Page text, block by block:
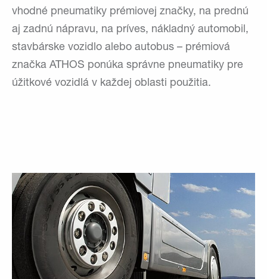
vhodné pneumatiky prémiovej značky, na prednú
aj zadnú nápravu, na príves, nákladný automobil,
stavbárske vozidlo alebo autobus – prémiová
značka ATHOS ponúka správne pneumatiky pre
úžitkové vozidlá v každej oblasti použitia.